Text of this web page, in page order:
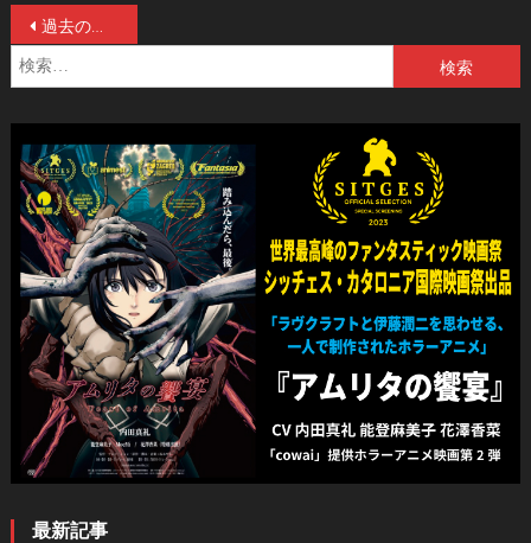
投
稿
ナ
ビ
ゲ
ー
シ
ョ
ン
過去の投稿
索:
最新記事